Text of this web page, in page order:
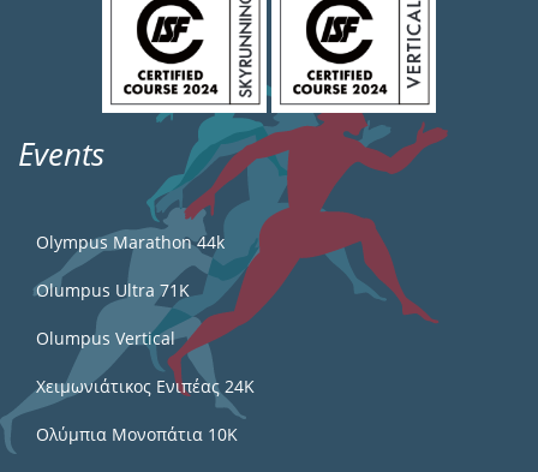
Events
Olympus Marathon 44k
Olumpus Ultra 71K
Olumpus Vertical
Χειμωνιάτικος Ενιπέας 24Κ
Ολύμπια Μονοπάτια 10Κ